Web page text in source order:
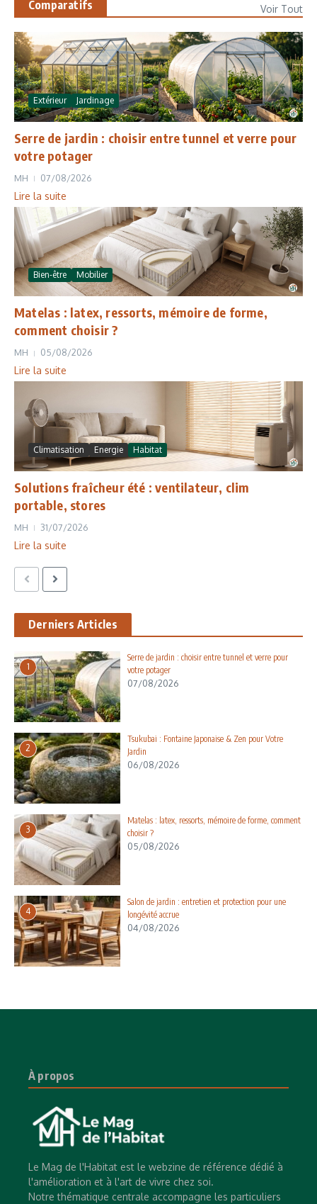
Comparatifs Voir Tout
Extérieur Jardinage
Serre de jardin : choisir entre tunnel et verre pour
votre potager
MH 07/08/2026
Lire la suite
Bien-être Mobilier
Matelas : latex, ressorts, mémoire de forme,
comment choisir ?
MH 05/08/2026
Lire la suite
Climatisation Energie Habitat
Solutions fraîcheur été : ventilateur, clim
portable, stores
MH 31/07/2026
Lire la suite
Derniers Articles
1
Serre de jardin : choisir entre tunnel et verre pour
votre potager
07/08/2026
2
Tsukubai : Fontaine Japonaise & Zen pour Votre
Jardin
06/08/2026
3
Matelas : latex, ressorts, mémoire de forme, comment
choisir ?
05/08/2026
4
Salon de jardin : entretien et protection pour une
longévité accrue
04/08/2026
À propos
Le Mag de l'Habitat est le webzine de référence dédié à
l'amélioration et à l'art de vivre chez soi.
Notre thématique centrale accompagne les particuliers